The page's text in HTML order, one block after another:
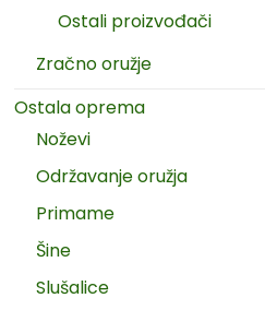
Ostali proizvođači
Zračno oružje
Ostala oprema
Noževi
Održavanje oružja
Primame
Šine
Slušalice